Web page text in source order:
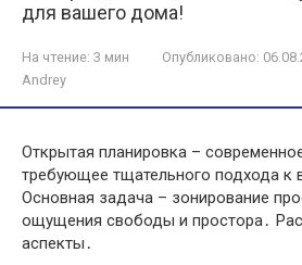
для вашего дома!
На чтение: 3 мин Опубликовано:
Andrey
Открытая планировка –
требующее тщательного подхода к
Основная задача – зонирование
ощущения свободы и простора․
аспекты․